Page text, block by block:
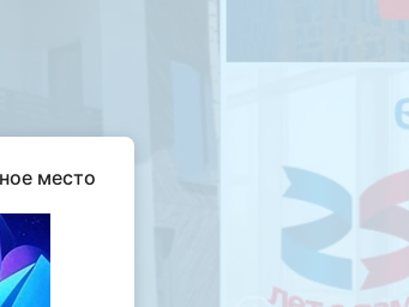
место